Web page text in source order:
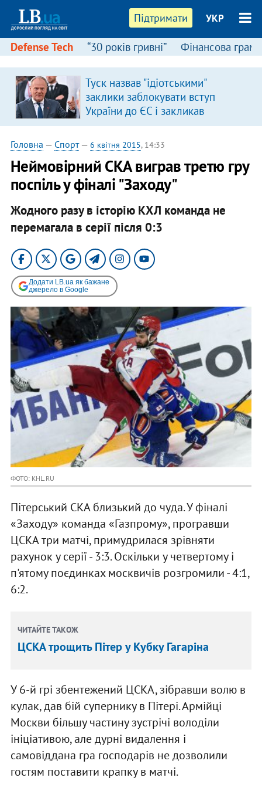
Підтримати УКР
Defense Tech “30 років гривні” Фінансова
Туск назвав "ідіотськими"
заклики заблокувати вступ
України до ЄС і закликав
припинити антиукраїнську
риторику
Головна — Спорт— 6 квітня 2015, 14:33
Неймовірний СКА виграв третю гру
поспіль у фіналі "Заходу"
Жодного разу в історію КХЛ команда не
перемагала в серії після 0:3
Додати LB.ua як бажане
джерело в Google
ФОТО: KHL.RU
Пітерський СКА близький до чуда. У фіналі
«Заходу» команда «Газпрому», програвши
ЦСКА три матчі, примудрилася зрівняти
рахунок у серії - 3:3. Оскільки у четвертому і
п'ятому поєдинках москвичів розгромили - 4:1,
6:2.
ЧИТАЙТЕ ТАКОЖ
ЦСКА трощить Пітер у Кубку Гагаріна
У 6-й грі збентежений ЦСКА, зібравши волю в
кулак, дав бій супернику в Пітері. Армійці
Москви більшу частину зустрічі володіли
ініціативою, але дурні видалення і
самовіддана гра господарів не дозволили
гостям поставити крапку в матчі.